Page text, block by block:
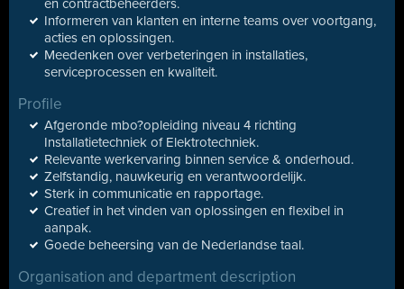
en contractbeheerders.
Informeren van klanten en interne teams over voortgang,
acties en oplossingen.
Meedenken over verbeteringen in installaties,
serviceprocessen en kwaliteit.
Profile
Afgeronde mbo?opleiding niveau 4 richting
Installatietechniek of Elektrotechniek.
Relevante werkervaring binnen service & onderhoud.
Zelfstandig, nauwkeurig en verantwoordelijk.
Sterk in communicatie en rapportage.
Creatief in het vinden van oplossingen en flexibel in
aanpak.
Goede beheersing van de Nederlandse taal.
Organisation and department description